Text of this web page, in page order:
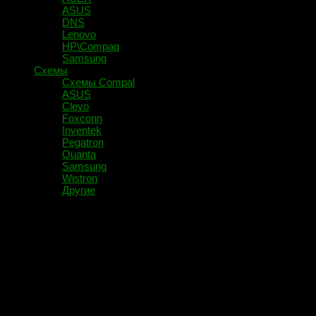
ASUS
DNS
Lenovo
HP\Compaq
Samsung
Схемы
Схемы Compal
ASUS
Clevo
Foxconn
Inventek
Pegatron
Quanta
Samsung
Wistron
Другие